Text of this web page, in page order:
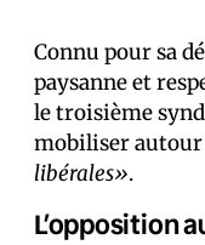
Connu pour sa
paysanne et
le troisième
mobiliser autour
libérales».
L’opposition